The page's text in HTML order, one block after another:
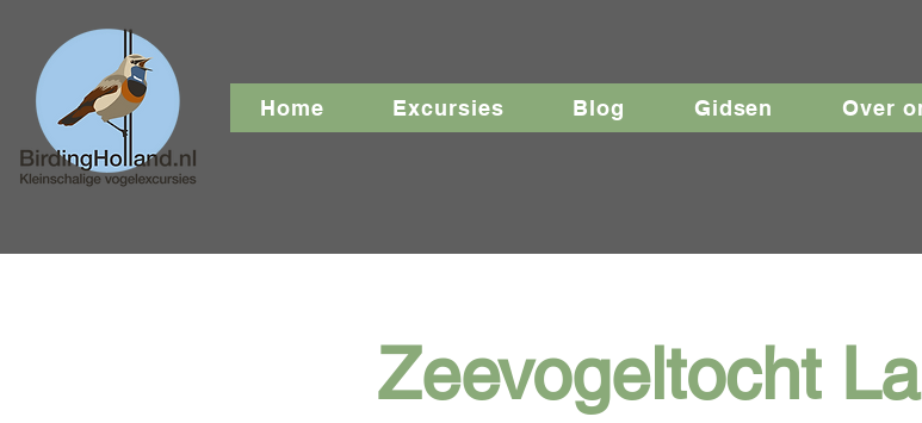
Home Excursies Blog Gidsen Over
Zeevogeltocht